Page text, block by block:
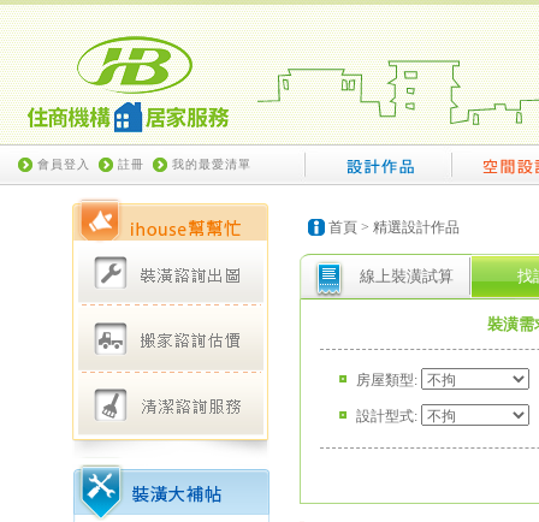
會員登入 註冊 我的最愛清單
首頁 > 精選設計作品
線上裝潢試算 找
裝潢
房屋類型:
設計型式: